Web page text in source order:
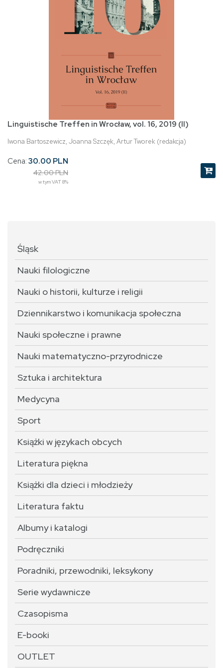
Linguistische Treffen in Wrocław, vol. 16, 2019 (II)
Iwona Bartoszewicz, Joanna Szczęk, Artur Tworek (redakcja)
Cena: 30.00 PLN
42.00 PLN
w tym VAT 8%
Śląsk
Nauki filologiczne
Nauki o historii, kulturze i religii
Dziennikarstwo i komunikacja społeczna
Nauki społeczne i prawne
Nauki matematyczno-przyrodnicze
Sztuka i architektura
Medycyna
Sport
Książki w językach obcych
Literatura piękna
Książki dla dzieci i młodzieży
Literatura faktu
Albumy i katalogi
Podręczniki
Poradniki, przewodniki, leksykony
Serie wydawnicze
Czasopisma
E-booki
OUTLET